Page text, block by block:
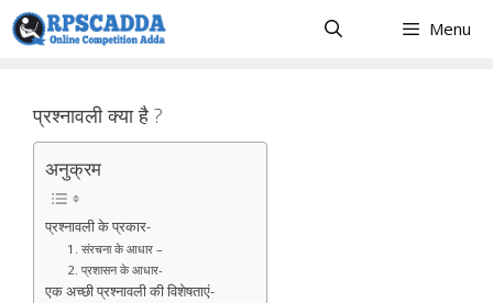
Skip
to
Menu
प्रश्नावली क्या है ?
अनुक्रम
प्रश्नावली के प्रकार-
1. संरचना के आधार –
2. प्रशासन के आधार-
एक अच्छी प्रश्नावली की विशेषताएं-